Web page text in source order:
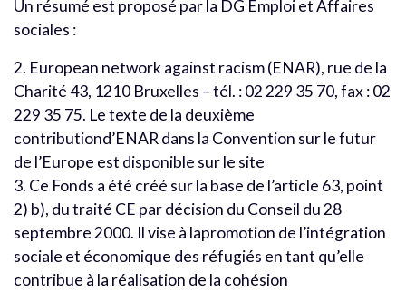
Un résumé est proposé par la DG Emploi et Affaires
sociales :
2. European network against racism (ENAR), rue de la
Charité 43, 1210 Bruxelles – tél. : 02 229 35 70, fax : 02
229 35 75. Le texte de la deuxième
contributiond’ENAR dans la Convention sur le futur
de l’Europe est disponible sur le site
3. Ce Fonds a été créé sur la base de l’article 63, point
2) b), du traité CE par décision du Conseil du 28
septembre 2000. Il vise à lapromotion de l’intégration
sociale et économique des réfugiés en tant qu’elle
contribue à la réalisation de la cohésion